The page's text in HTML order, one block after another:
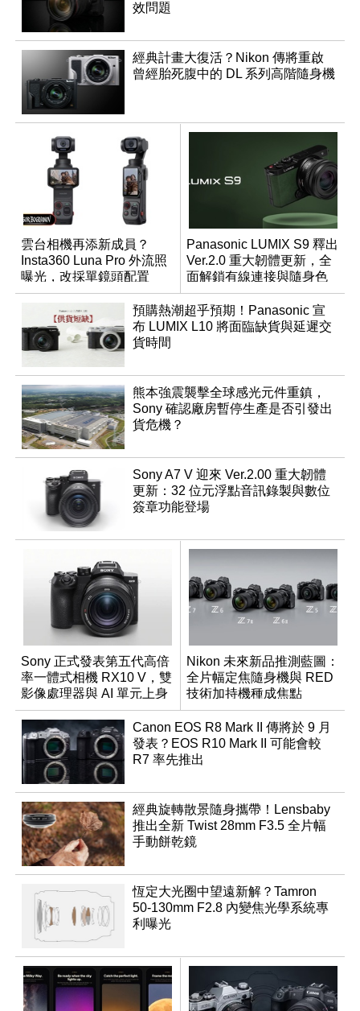
效問題
經典計畫大復活？Nikon 傳將重啟
曾經胎死腹中的 DL 系列高階隨身機
雲台相機再添新成員？
Insta360 Luna Pro 外流照
曝光，改採單鏡頭配置
Panasonic LUMIX S9 釋出
Ver.2.0 重大韌體更新，全
面解鎖有線連接與隨身色
調編輯
預購熱潮超乎預期！Panasonic 宣
布 LUMIX L10 將面臨缺貨與延遲交
貨時間
熊本強震襲擊全球感光元件重鎮，
Sony 確認廠房暫停生產是否引發出
貨危機？
Sony A7 V 迎來 Ver.2.00 重大韌體
更新：32 位元浮點音訊錄製與數位
簽章功能登場
Sony 正式發表第五代高倍
率一體式相機 RX10 V，雙
影像處理器與 AI 單元上身
Nikon 未來新品推測藍圖：
全片幅定焦隨身機與 RED
技術加持機種成焦點
Canon EOS R8 Mark II 傳將於 9 月
發表？EOS R10 Mark II 可能會較
R7 率先推出
經典旋轉散景隨身攜帶！Lensbaby
推出全新 Twist 28mm F3.5 全片幅
手動餅乾鏡
恆定大光圈中望遠新解？Tamron
50-130mm F2.8 內變焦光學系統專
利曝光